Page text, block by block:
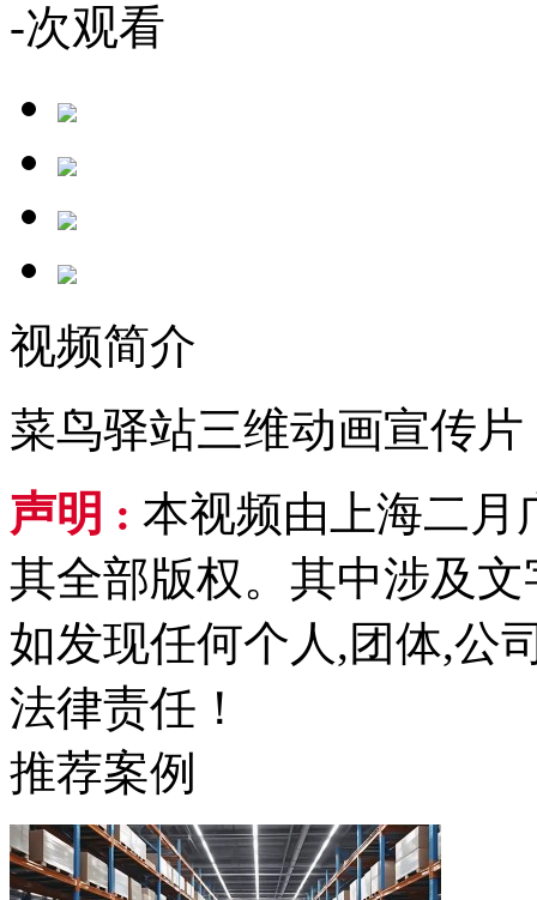
-次观看
视频简介
菜鸟驿站三维动画宣传片
声明 : 本视频由上海二月
其全部版权。其中涉及
如发现任何个人,团体,公
法律责任！
推荐案例